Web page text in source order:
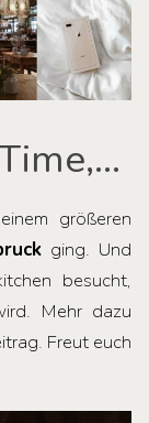
größeren
ging. Und
besucht,
Mehr dazu
Freut euch